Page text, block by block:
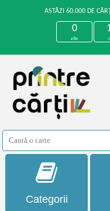
ASTĂZI 60.000 DE
0
zile
Categorii